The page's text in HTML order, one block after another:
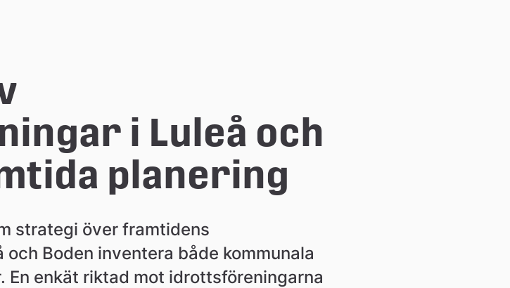
i Luleå och
planering
strategi över framtidens
Boden inventera både kommunala
En enkät riktad mot idrottsföreningarna